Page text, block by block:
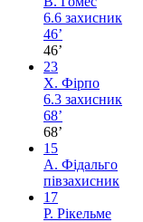
6.6 захисник
46’
46’
23
Х. Фірпо
6.3 захисник
68’
68’
15
А. Фідальго
півзахисник
17
Р. Рікельме